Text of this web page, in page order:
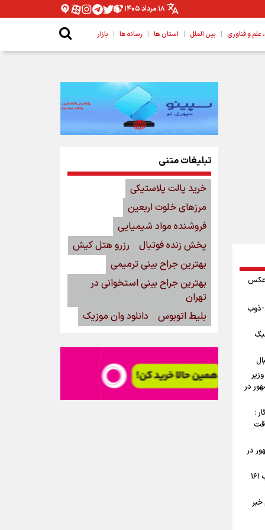
۱۸ مرداد ۱۴۰۵
و فناوری | بین الملل | استان ها | رسانه ها | بازار
عکس
ذوب
در
:
در
جوش و خروش اهالی تهرانپارس در شب ۱۶۱
تبلیغات متنی
خرید پالت پلاستیکی
مرزهای خلوت اربعین
فروشنده مواد شیمیایی
پخش زنده فوتبال
رزرو هتل کیش
بهترین جراح بینی ترمیمی
بهترین جراح بینی استخوانی در
تهران
بلیط اتوبوس
دانلود وان موزیک